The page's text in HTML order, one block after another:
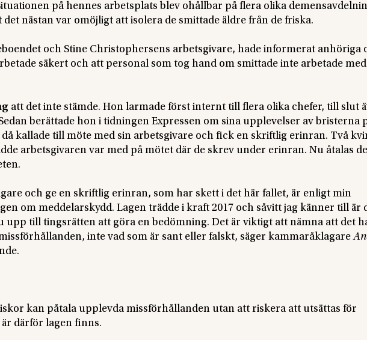
på hennes arbetsplats blev ohållbar på flera olika
nästan var omöjligt att isolera de smittade äldre från de friska.
och Stine Christophersens arbetsgivare, hade informerat anhöriga
säkert och att personal som tog hand om smittade inte arbetade
att det inte stämde. Hon larmade först internt till flera olika chefer, till slut
berättade hon i tidningen Expressen om sina upplevelser av bristerna
kallade till möte med sin arbetsgivare och fick en skriftlig erinran. Två
arbetsgivaren var med på mötet där de skrev under erinran. Nu åtalas
och ge en skriftlig erinran, som har skett i det här fallet, är enligt min
om meddelarskydd. Lagen trädde i kraft 2017 och såvitt jag känner till är
upp till tingsrätten att göra en bedömning. Det är viktigt att nämna att det
inte vad som är sant eller falskt, säger kammaråklagare
kan påtala upplevda missförhållanden utan att riskera att utsättas för
därför lagen finns.